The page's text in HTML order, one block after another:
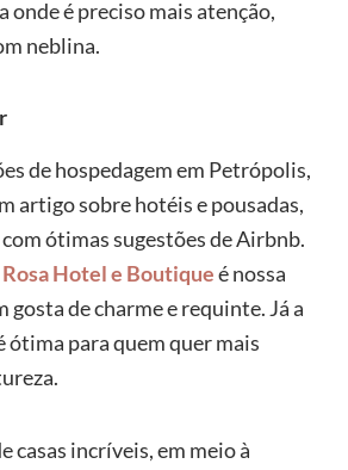
onde é preciso mais atenção,
neblina.
de hospedagem em Petrópolis,
artigo sobre hotéis e pousadas,
ótimas sugestões de Airbnb.
Rosa Hotel e Boutiqueé nossa
gosta de charme e requinte. Já a
ótima para quem quer mais
casas incríveis, em meio à